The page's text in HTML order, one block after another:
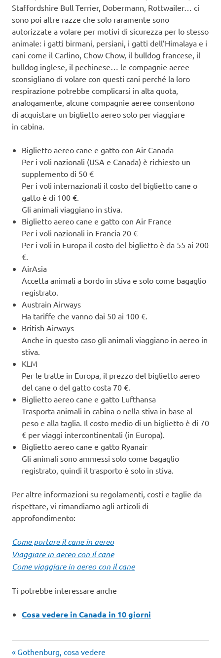
Staffordshire Bull Terrier, Dobermann, Rottwailer… ci
sono poi altre razze che solo raramente sono
autorizzate a volare per motivi di sicurezza per lo stesso
animale: i gatti birmani, persiani, i gatti dell’Himalaya e i
cani come il Carlino, Chow Chow, il bulldog francese, il
bulldog inglese, il pechinese… le compagnie aeree
sconsigliano di volare con questi cani perché la loro
respirazione potrebbe complicarsi in alta quota,
analogamente, alcune compagnie aeree consentono
di acquistare un biglietto aereo solo per viaggiare
in cabina.
Biglietto aereo cane e gatto con Air Canada
Per i voli nazionali (USA e Canada) è richiesto un
supplemento di 50 €
Per i voli internazionali il costo del biglietto cane o
gatto è di 100 €.
Gli animali viaggiano in stiva.
Biglietto aereo cane e gatto con Air France
Per i voli nazionali in Francia 20 €
Per i voli in Europa il costo del biglietto è da 55 ai 200
€.
AirAsia
Accetta animali a bordo in stiva e solo come bagaglio
registrato.
Austrain Airways
Ha tariffe che vanno dai 50 ai 100 €.
British Airways
Anche in questo caso gli animali viaggiano in aereo in
stiva.
KLM
Per le tratte in Europa, il prezzo del biglietto aereo
del cane o del gatto costa 70 €.
Biglietto aereo cane e gatto Lufthansa
Trasporta animali in cabina o nella stiva in base al
peso e alla taglia. Il costo medio di un biglietto è di 70
€ per viaggi intercontinentali (in Europa).
Biglietto aereo cane e gatto Ryanair
Gli animali sono ammessi solo come bagaglio
registrato, quindi il trasporto è solo in stiva.
Per altre informazioni su regolamenti, costi e taglie da
rispettare, vi rimandiamo agli articoli di
approfondimento:
Come portare il cane in aereo
Viaggiare in aereo con il cane
Come viaggiare in aereo con il cane
Ti potrebbe interessare anche
Cosa vedere in Canada in 10 giorni
Articolo
Gothenburg, cosa vedere